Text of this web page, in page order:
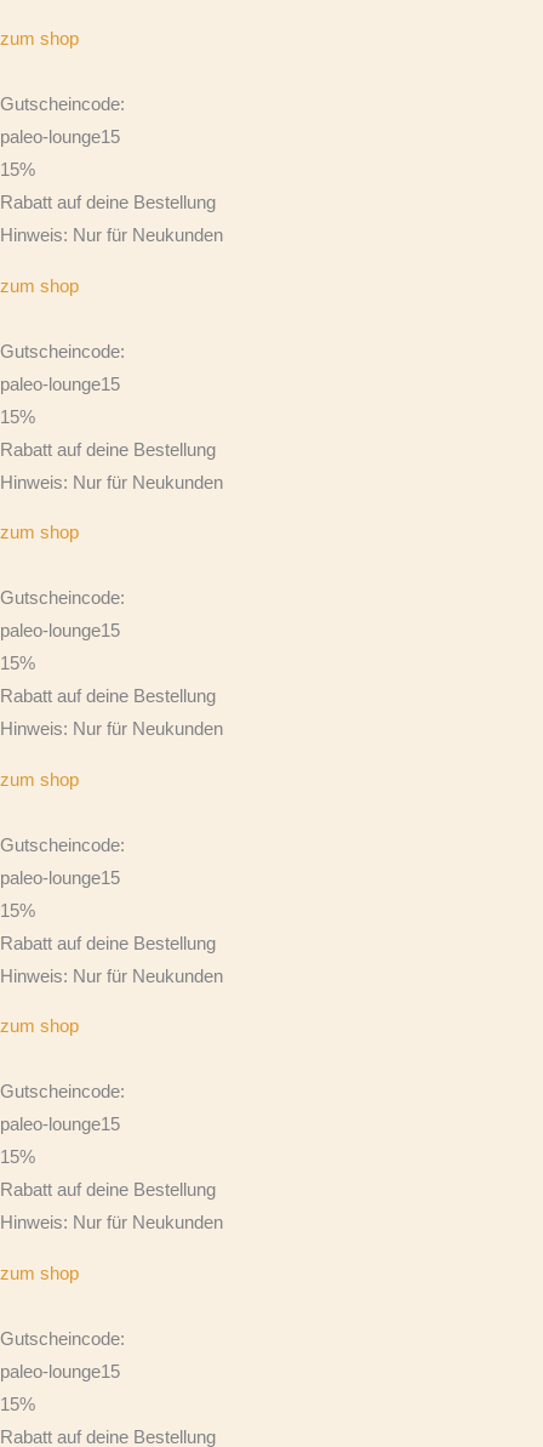
zum shop
Gutscheincode:
paleo-lounge15
15%
Rabatt auf deine Bestellung
Hinweis: Nur für Neukunden
zum shop
Gutscheincode:
paleo-lounge15
15%
Rabatt auf deine Bestellung
Hinweis: Nur für Neukunden
zum shop
Gutscheincode:
paleo-lounge15
15%
Rabatt auf deine Bestellung
Hinweis: Nur für Neukunden
zum shop
Gutscheincode:
paleo-lounge15
15%
Rabatt auf deine Bestellung
Hinweis: Nur für Neukunden
zum shop
Gutscheincode:
paleo-lounge15
15%
Rabatt auf deine Bestellung
Hinweis: Nur für Neukunden
zum shop
Gutscheincode:
paleo-lounge15
15%
Rabatt auf deine Bestellung